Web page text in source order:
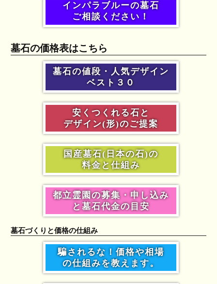
インパラブルーの墓石
ご相談ください！
墓石の価格表はこちら
墓石の値段・人気デザイン
ベスト３０
安くつくれる石と
デザイン(形)のご提案
国産墓石(日本の石)の
料金と仕組み
都立霊園の募集・申し込み
と墓石代金の目安
墓石づくりと価格の仕組み
騙されるな！価格や相場
の仕組みを教えます。